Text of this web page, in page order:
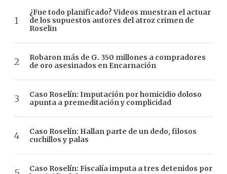
¿Fue todo planificado? Videos muestran el actuar
de los supuestos autores del atroz crimen de
Roselin
Robaron más de G. 350 millones a compradores
de oro asesinados en Encarnación
Caso Roselín: Imputación por homicidio doloso
apunta a premeditación y complicidad
Caso Roselín: Hallan parte de un dedo, filosos
cuchillos y palas
Caso Roselín: Fiscalía imputa a tres detenidos por